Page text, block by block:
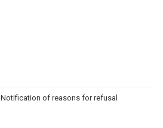
Notification of reasons for refusal